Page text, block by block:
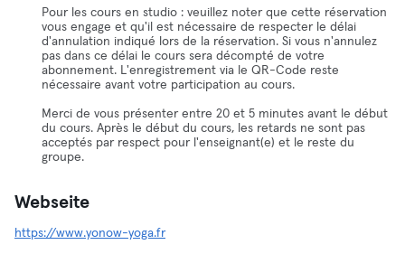
Pour les cours en studio : veuillez noter que cette réservation
vous engage et qu'il est nécessaire de respecter le délai
d'annulation indiqué lors de la réservation. Si vous n'annulez
pas dans ce délai le cours sera décompté de votre
abonnement. L'enregistrement via le QR-Code reste
nécessaire avant votre participation au cours.
Merci de vous présenter entre 20 et 5 minutes avant le début
du cours. Après le début du cours, les retards ne sont pas
acceptés par respect pour l'enseignant(e) et le reste du
groupe.
Webseite
https://www.yonow-yoga.fr